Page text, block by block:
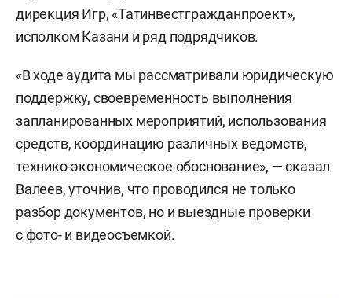
дирекция Игр, «Татинвестгражданпроект»,
исполком Казани и ряд подрядчиков.
«В ходе аудита мы рассматривали юридическую
поддержку, своевременность выполнения
запланированных мероприятий, использования
средств, координацию различных ведомств,
технико-экономическое обоснование», — сказал
Валеев, уточнив, что проводился не только
разбор документов, но и выездные проверки
с фото- и видеосъемкой.